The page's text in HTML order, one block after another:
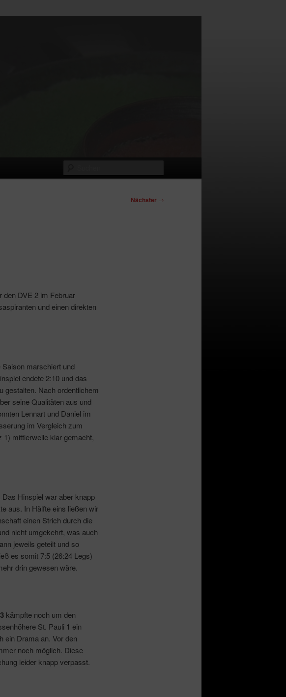
Nächster →
den DVE 2 im Februar
und einen direkten
marschiert und
endete 2:10 und das
gestalten. Nach ordentlichem
seine Qualitäten aus und
Lennart und Daniel im
im Vergleich zum
1) mittlerweile klar gemacht,
Hinspiel war aber knapp
aus. In Hälfte eins ließen wir
einen Strich durch die
nicht umgekehrt, was auch
jeweils geteilt und so
es somit 7:5 (26:24 Legs)
drin gewesen wäre.
3kämpfte noch um den
St. Pauli 1 ein
ein Drama an. Vor den
noch möglich. Diese
leider knapp verpasst.